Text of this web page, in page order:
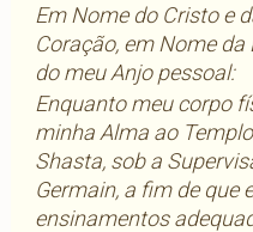
Em Nome do Cristo e
Coração, em Nome da
do meu Anjo pessoal:
Enquanto meu corpo
minha Alma ao
Shasta, sob a
Germain, a fim de que
ensinamentos